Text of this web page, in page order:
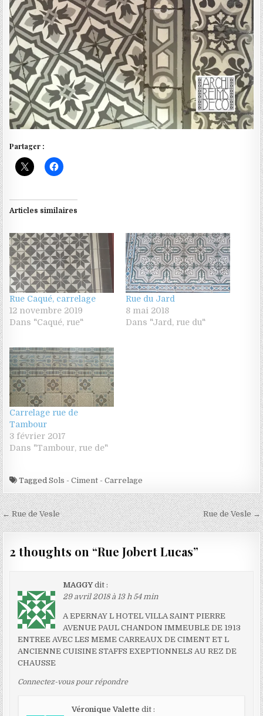
Partager :
Articles similaires
Rue Caqué, carrelage
12 novembre 2019
Dans "Caqué, rue"
Rue du Jard
8 mai 2018
Dans "Jard, rue du"
Carrelage rue de
Tambour
3 février 2017
Dans "Tambour, rue de"
TaggedSols - Ciment - Carrelage
Navigation de l’article Rue de Vesle →
← Rue de Vesle
2 thoughts on “Rue Jobert Lucas”
MAGGY dit :
29 avril 2018 à 13 h 54 min
A EPERNAY L HOTEL VILLA SAINT PIERRE
AVENUE PAUL CHANDON IMMEUBLE DE 1913
ENTREE AVEC LES MEME CARREAUX DE CIMENT ET L
ANCIENNE CUISINE STAFFS EXEPTIONNELS AU REZ DE
CHAUSSE
Connectez-vous pour répondre
Véronique Valette dit :